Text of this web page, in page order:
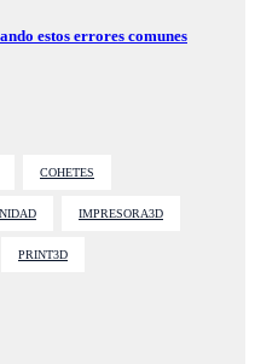
estos errores comunes
COHETES
IMPRESORA3D
PRINT3D